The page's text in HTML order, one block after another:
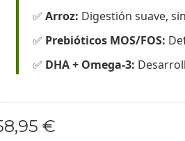
✅ Arroz: Digestión suave,
✅ Prebióticos MOS/FOS:
✅ DHA + Omega-3:
€